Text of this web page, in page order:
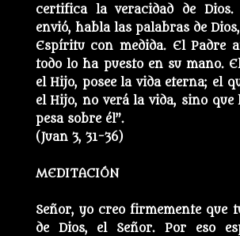
certifica la veracidad de
envió, habla las palabras de
Espíritu con medida. El Padre
todo lo ha puesto en su mano.
el Hijo, posee la vida eterna; el
el Hijo, no verá la vida, sino que
pesa sobre él”.
(Juan 3, 31-36)
MEDITACIÓN
Señor, yo creo firmemente que
de Dios, el Señor. Por eso